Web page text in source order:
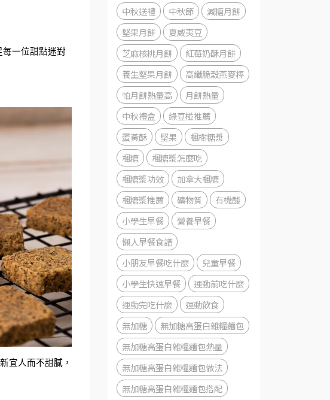
一位甜點迷對
宜人而不甜膩，
中秋送禮
中秋節
減糖月餅
堅果月餅
夏威夷豆
芝麻核桃月餅
紅莓奶酥月餅
養生堅果月餅
高纖脆穀燕麥棒
怕月餅熱量高
月餅熱量
中秋禮盒
綠豆椪推薦
蛋黃酥
堅果
楓樹糖漿
楓糖
楓糖漿怎麼吃
楓糖漿功效
加拿大楓糖
楓糖漿推薦
礦物質
有機酸
小學生早餐
營養早餐
懶人早餐食譜
小朋友早餐吃什麼
兒童早餐
小學生快速早餐
運動前吃什麼
運動完吃什麼
運動飲食
無加糖
無加糖高蛋白雜糧麵包
無加糖高蛋白雜糧麵包熱量
無加糖高蛋白雜糧麵包做法
無加糖高蛋白雜糧麵包搭配